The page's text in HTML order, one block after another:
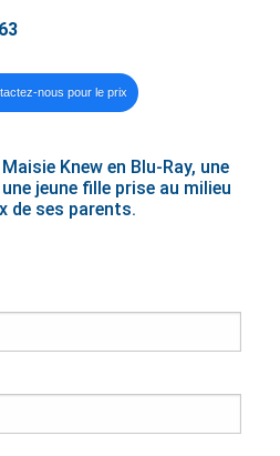
nous pour le prix
Knew en Blu-Ray, une
jeune fille prise au milieu
de ses parents.